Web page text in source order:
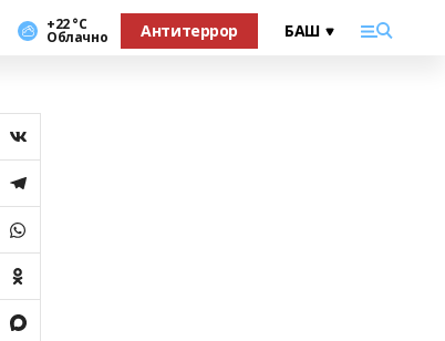
+22 °С
Облачно Антитеррор